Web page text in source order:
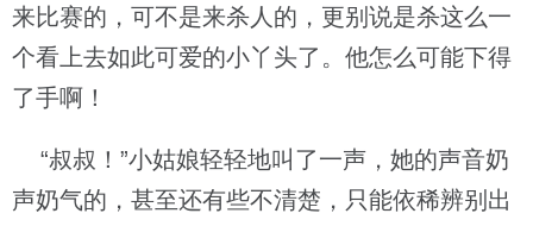
来比赛的，可不是来杀人的，更别说是杀这么一
个看上去如此可爱的小丫头了。他怎么可能下得
了手啊！
“叔叔！”小姑娘轻轻地叫了一声，她的声音奶
声奶气的，甚至还有些不清楚，只能依稀辨别出